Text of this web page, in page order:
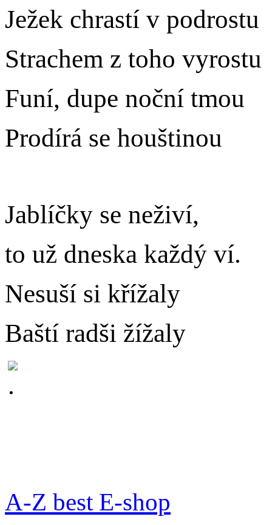
Ježek chrastí v podrostu
Strachem z toho vyrostu
Funí, dupe noční tmou
Prodírá se houštinou
Jablíčky se neživí,
to už dneska každý ví.
Nesuší si křížaly
Baští radši žížaly
A-Z best E-shop